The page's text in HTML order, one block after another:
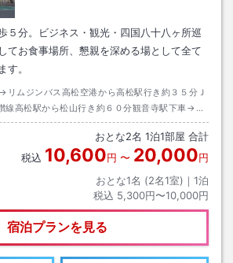
５分。ビジネス・観光・四国八十八ヶ所巡
てお食事場所、懇親を深める場として全て
す。
リムジンバス高松空港から高松駅行き約３５分Ｊ
線高松駅から松山行き約６０分観音寺駅下車→徒
おとな2名 1泊1部屋 合計
税込 10,600円 〜 20,000円
おとな1名 (2名1室)｜ 1泊
税込 5,300円〜10,000円
宿泊プランを見る